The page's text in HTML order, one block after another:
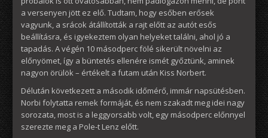
a versenyen jött ez elő. Tudtam, hogy esőben erősek
vagyunk, a srácok átállították a rajt előtt az autót esős
beállításra, és igyekeztem olyan helyeket találni, ahol jó a
tapadás. A végén 10 másodperc fölé sikerült növelni az
előnyömet, így a büntetés ellenére ismét győztünk, aminek
nagyon örülök – értékelt a futam után Kiss Norbert.
Délután következett a második időmérő, immár napsütésben.
Norbi folytatta remek formáját, és nem szakadt meg idei nagy
sorozata, most is a leggyorsabb volt, egy másodperc előnnyel
szerezte meg a Pole-t Lenz előtt.